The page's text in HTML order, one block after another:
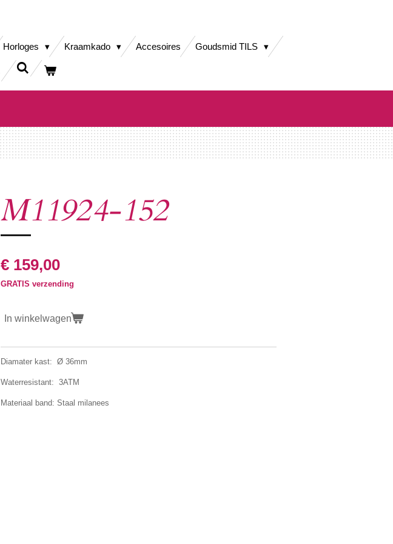
Horloges Kraamkado Accesoires Goudsmid TILS
M11924-152
€ 159,00
GRATIS verzending
In winkelwagen
Diamater kast: Ø 36mm
Waterresistant: 3ATM
Materiaal band: Staal milanees